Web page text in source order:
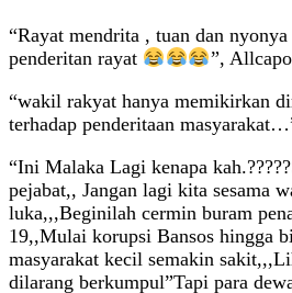
“Rayat mendrita , tuan dan
penderitan rayat
”,
“wakil rakyat hanya memikirkan
terhadap penderitaan
“Ini Malaka Lagi kenapa
pejabat,, Jangan lagi kita sesama
luka,,,Beginilah cermin buram
19,,Mulai korupsi Bansos hingga
masyarakat kecil semakin
dilarang berkumpul”Tapi para